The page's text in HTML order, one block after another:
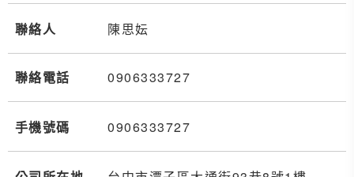
聯絡人 陳思妘
聯絡電話 0906333727
手機號碼 0906333727